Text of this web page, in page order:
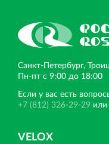
Санкт‐Петербург,
Пн‐пт с 9:00 до 18:00
Если у вас есть
+7 (812) 326-29-29 или
VELOX